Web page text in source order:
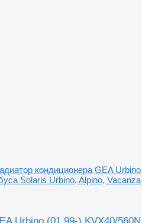
кондиционера GEA Urbino
Solaris Urbino, Alpino, Vacanza